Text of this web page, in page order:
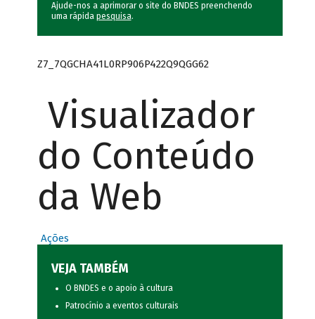
Ajude-nos a aprimorar o site do BNDES preenchendo
uma rápida pesquisa.
Z7_7QGCHA41L0RP906P422Q9QGG62
Visualizador
do Conteúdo
da Web
Ações
VEJA TAMBÉM
O BNDES e o apoio à cultura
Patrocínio a eventos culturais